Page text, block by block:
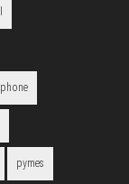
Iphone
pymes